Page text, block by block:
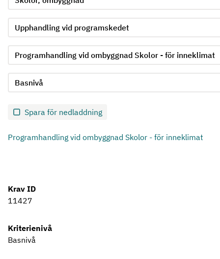
Välj undergrupp för kriterie 1
Välj krav för kriterie 1
Välj kravnivå för kriterie 1
Spara för nedladdning
Programhandling vid ombyggnad Skolor - för inneklimat
Krav ID
11427
Kriterienivå
Basnivå